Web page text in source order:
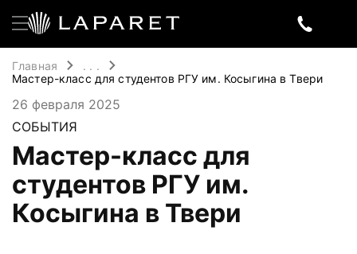
Главная
. . .
Мастер-класс для студентов РГУ им. Косыгина в Твери
26 февраля 2025
СОБЫТИЯ
Мастер-класс для
студентов РГУ им.
Косыгина в Твери